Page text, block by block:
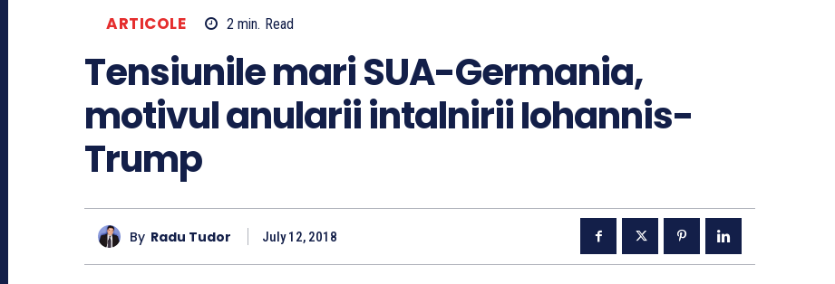
ARTICOLE 2 min. Read
Tensiunile mari SUA-Germania,
motivul anularii intalnirii Iohannis-
Trump
By Radu Tudor July 12, 2018